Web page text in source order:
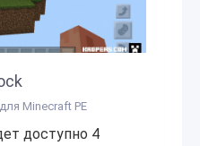
Minecraft PE
доступно 4